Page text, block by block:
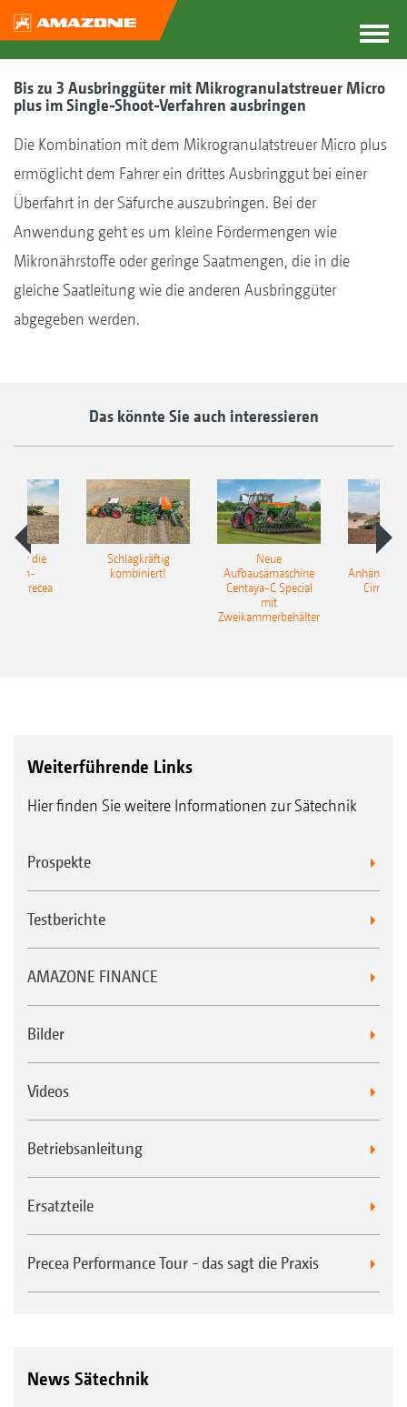
Bis zu 3 Ausbringgüter mit Mikrogranulatstreuer Micro
plus im Single-Shoot-Verfahren ausbringen
Die Kombination mit dem Mikrogranulatstreuer Micro plus
ermöglicht dem Fahrer ein drittes Ausbringgut bei einer
Überfahrt in der Säfurche auszubringen. Bei der
Anwendung geht es um kleine Fördermengen wie
Mikronährstoffe oder geringe Saatmengen, die in die
gleiche Saatleitung wie die anderen Ausbringgüter
abgegeben werden.
Das könnte Sie auch interessieren
für die
Precea
Schlagkräftig
kombiniert!
Neue
Aufbausämaschine
Centaya-C Special
mit
Zweikammerbehälter
Cirrus
Weiterführende Links
Hier finden Sie weitere Informationen zur Sätechnik
Prospekte
Testberichte
AMAZONE FINANCE
Bilder
Videos
Betriebsanleitung
Ersatzteile
Precea Performance Tour - das sagt die Praxis
News Sätechnik